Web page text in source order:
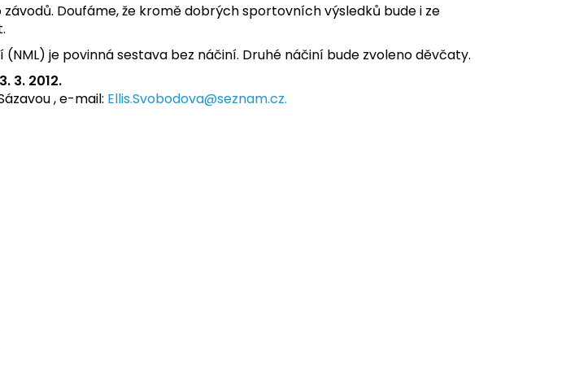
Doufáme, že kromě dobrých sportovních výsledků bude i ze
je povinná sestava bez náčiní. Druhé náčiní bude zvoleno děvčaty.
3. 2012.
, e-mail: Ellis.Svobodova@seznam.cz.